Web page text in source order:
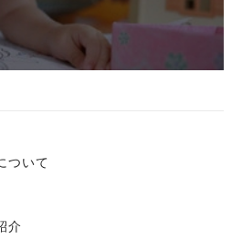
ついて
介